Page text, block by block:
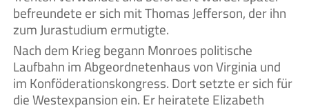
befreundete er sich mit Thomas Jefferson, der ihn
zum Jurastudium ermutigte.
Nach dem Krieg begann Monroes politische
Laufbahn im Abgeordnetenhaus von Virginia und
im Konföderationskongress. Dort setzte er sich für
die Westexpansion ein. Er heiratete Elizabeth